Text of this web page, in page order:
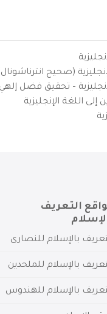
(صحيح
– تحقيق فضل
اللغة الإنجليزية
التعريف
بالإسلام للنصارى
بالإسلام للملحدين
بالإسلام للهندوس